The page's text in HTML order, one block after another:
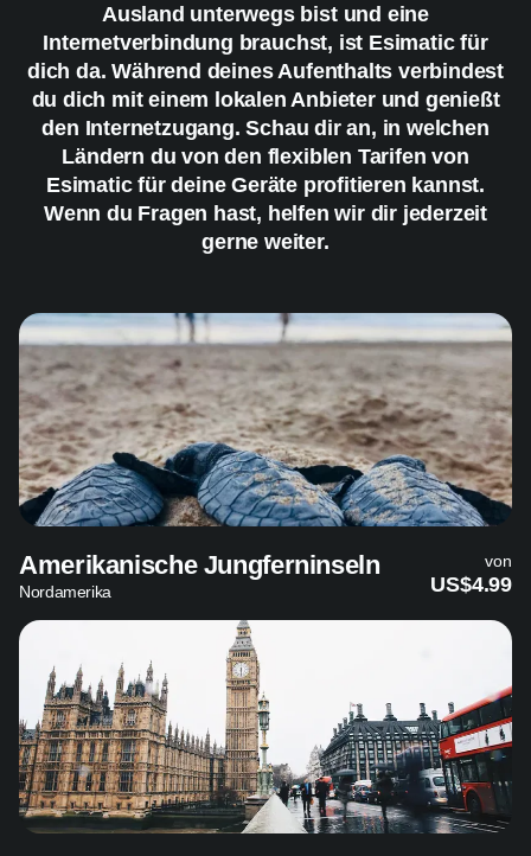
Ausland unterwegs bist und eine
Internetverbindung brauchst, ist Esimatic für
dich da. Während deines Aufenthalts verbindest
du dich mit einem lokalen Anbieter und genießt
den Internetzugang. Schau dir an, in welchen
Ländern du von den flexiblen Tarifen von
Esimatic für deine Geräte profitieren kannst.
Wenn du Fragen hast, helfen wir dir jederzeit
gerne weiter.
Amerikanische Jungferninseln
Nordamerika
von
US$4.99